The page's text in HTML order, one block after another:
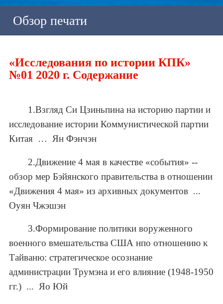
Обзор печати
«Исследования по истории КПК»
№01 2020 г. Содержание
1.Взгляд Си Цзиньпина на историю партии и
исследование истории Коммунистической партии
Китая … Ян Фэнчэн
2.Движение 4 мая в качестве «события» --
обзор мер Бэйянского правительства в отношении
«Движения 4 мая» из архивных документов ...
Оуян Чжэшэн
3.Формирование политики воруженного
военного вмешательства США нпо отношению к
Тайваню: стратегическое осознание
администрации Трумэна и его влияние (1948-1950
гг.) ... Яо Юй